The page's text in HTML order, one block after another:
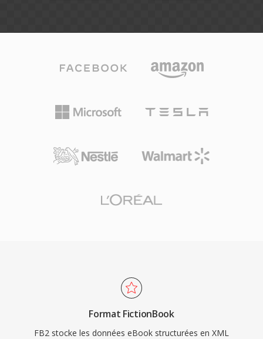
Format FictionBook
FB2 stocke les données eBook structurées en XML